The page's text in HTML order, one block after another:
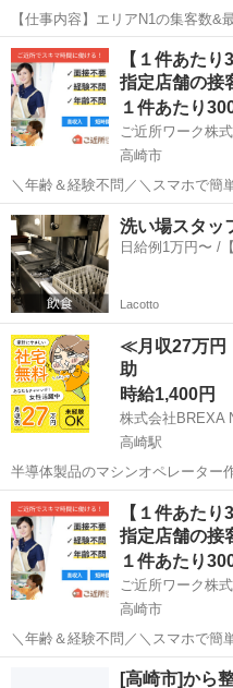
【仕事内容】エリアN1の集客数&
OK・連休OK <募集職種> アイリ
ロウスタイリング ・ブロウラミ
エクステ サロン内業務 ・...
アルバイト・パート
【１件あたり
指定店舗の接
１件あたり
ご近所ワーク株
高崎市
＼年齢＆経験不問／＼スマホで簡
キマ時間のお小遣い稼ぎにぴっ
す。 指定店舗の接客を受ける覆面調査のお仕事のお仕事です♪ 指定店
舗へ訪問する覆面調査・報告...
群馬 高崎市 その他
洗い場スタッ
日給例1万円〜 /
Lacotto
≪月収27万円
助
時給1,400円
株式会社BREXA
高崎駅
半導体製品のマシンオペレーター
OK★年間休日188日★自社正社員
200円～格安食堂あり！作業着無償貸
場のお仕事 ◇半導体製品...
群馬 高崎市 高崎駅 そ
【１件あたり
指定店舗の接
１件あたり
ご近所ワーク株
高崎市
＼年齢＆経験不問／＼スマホで簡
キマ時間のお小遣い稼ぎにぴっ
その他 1
[高崎市]から